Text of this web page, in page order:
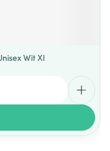
Wit Xl